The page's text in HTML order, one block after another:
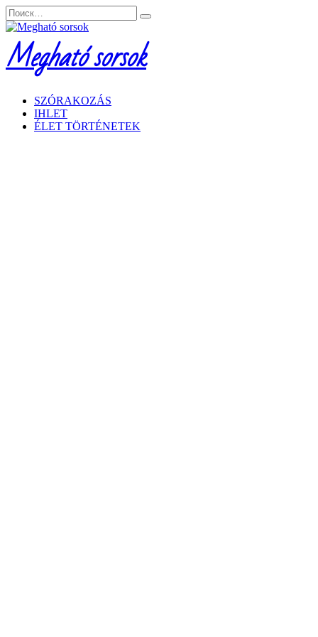
Перейти
к
содержанию
Search
for:
Megható sorsok
SZÓRAKOZÁS
IHLET
ÉLET TÖRTÉNETEK